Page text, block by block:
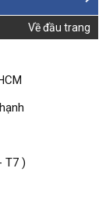
Về đầu trang
T7 )